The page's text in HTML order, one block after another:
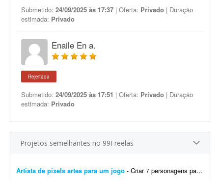
Submetido: 24/09/2025 às 17:37 | Oferta: Privado | Duração
estimada: Privado
Enaile En a.
Rejeitada
Submetido: 24/09/2025 às 17:51 | Oferta: Privado | Duração
estimada: Privado
Projetos semelhantes no 99Freelas
Artista de pixels artes para um jogo - Criar 7 personagens para um jogo, em pixel art e assets para os 7 personagens (estilo caixa de dialogo como do stardew Valley)